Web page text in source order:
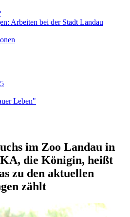
Arbeiten bei der Stadt Landau
Leben"
im Zoo Landau in
die Königin, heißt
zu den aktuellen
zählt